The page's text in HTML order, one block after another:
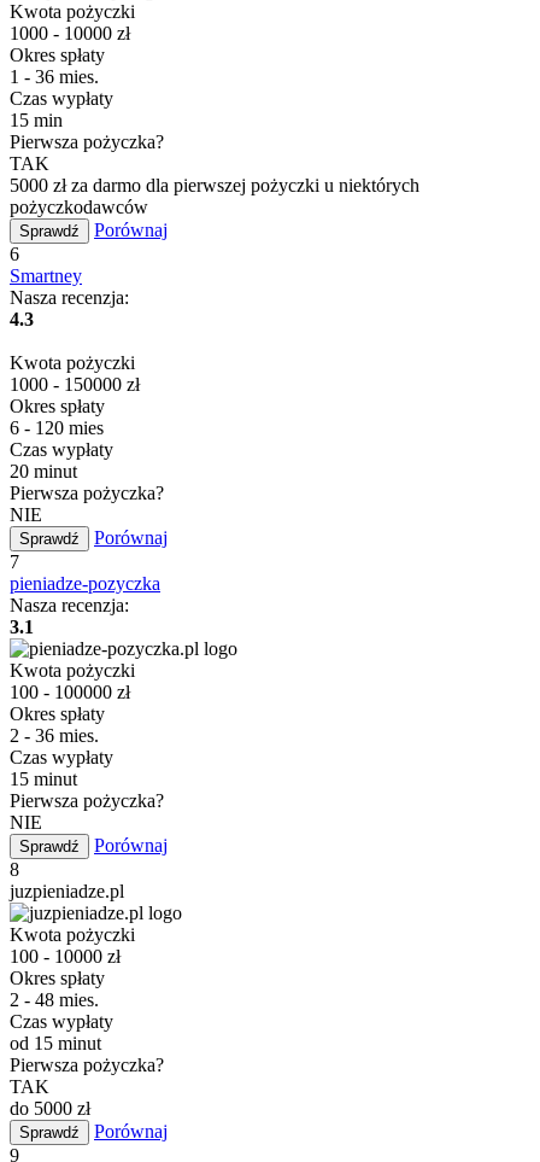
Kwota pożyczki
1000 - 10000 zł
Okres spłaty
1 - 36 mies.
Czas wypłaty
15 min
Pierwsza pożyczka?
TAK
5000 zł za darmo dla pierwszej pożyczki u niektórych
pożyczkodawców
Sprawdź
Porównaj
6
Smartney
Nasza recenzja:
4.3
Kwota pożyczki
1000 - 150000 zł
Okres spłaty
6 - 120 mies
Czas wypłaty
20 minut
Pierwsza pożyczka?
NIE
Sprawdź
Porównaj
7
pieniadze-pozyczka
Nasza recenzja:
3.1
Kwota pożyczki
100 - 100000 zł
Okres spłaty
2 - 36 mies.
Czas wypłaty
15 minut
Pierwsza pożyczka?
NIE
Sprawdź
Porównaj
8
juzpieniadze.pl
Kwota pożyczki
100 - 10000 zł
Okres spłaty
2 - 48 mies.
Czas wypłaty
od 15 minut
Pierwsza pożyczka?
TAK
do 5000 zł
Sprawdź
Porównaj
9